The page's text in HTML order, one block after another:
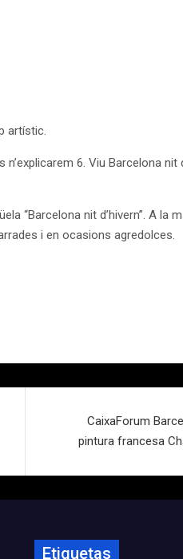
artístic.
6. Viu Barcelona
“Barcelona nit d’hivern”. A
i en ocasions agredolces.
CaixaForum
pintura francesa
Etiquetas